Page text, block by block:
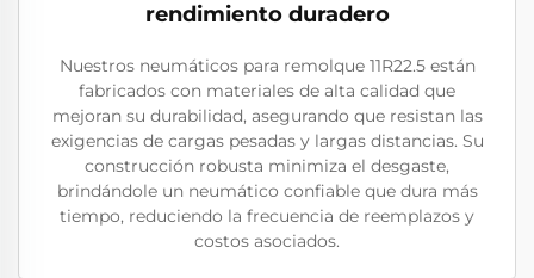
rendimiento duradero
Nuestros neumáticos para remolque 11R22.5 están
fabricados con materiales de alta calidad que
mejoran su durabilidad, asegurando que resistan las
exigencias de cargas pesadas y largas distancias. Su
construcción robusta minimiza el desgaste,
brindándole un neumático confiable que dura más
tiempo, reduciendo la frecuencia de reemplazos y
costos asociados.